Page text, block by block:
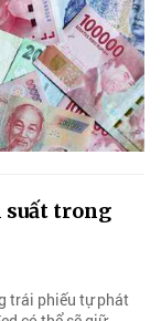
suất trong
trái phiếu tự phát